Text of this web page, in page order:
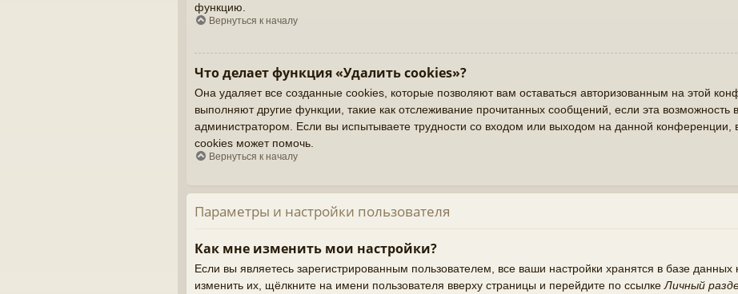
функцию.
Вернуться к началу
Что делает функция «Удалить cookies»?
Она удаляет все созданные cookies, которые позволяют вам оставаться авторизованным на этой
выполняют другие функции, такие как отслеживание прочитанных сообщений, если эта возможность
администратором. Если вы испытываете трудности со входом или выходом на данной конференции,
cookies может помочь.
Вернуться к началу
Параметры и настройки пользователя
Как мне изменить мои настройки?
Если вы являетесь зарегистрированным пользователем, все ваши настройки хранятся в базе
изменить их, щёлкните на имени пользователя вверху страницы и перейдите по ссылке Личный